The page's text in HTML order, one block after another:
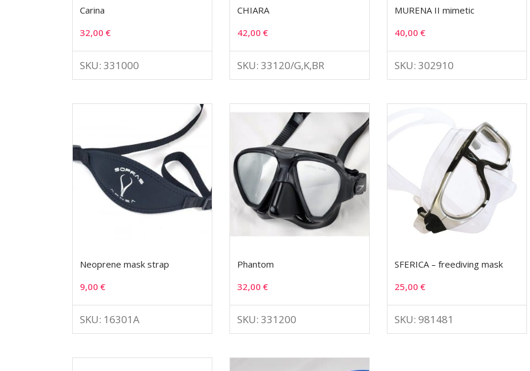
Carina
32,00 €
SKU: 331000
CHIARA
42,00€
SKU: 33120/G,K,BR
MURENA II mimetic
40,00€
SKU: 302910
Neoprene mask strap
9,00 €
SKU: 16301A
Phantom
32,00€
SKU: 331200
SFERICA – freediving mask
25,00€
SKU: 981481